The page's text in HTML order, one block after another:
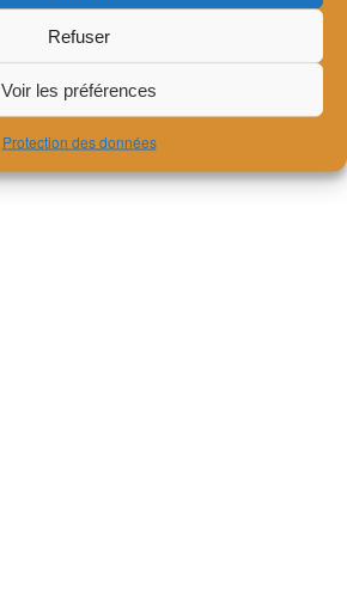
Refuser
Voir les préférences
Protection des données